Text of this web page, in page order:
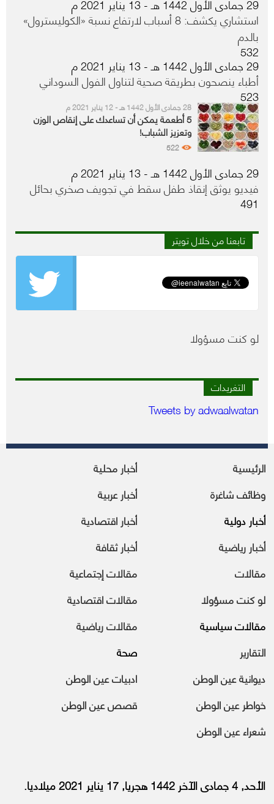
استشاري يكشف: 8 أسباب لارتفاع نسبة «الكوليسترول»
بالدم
532
29 جمادى الأول 1442 هـ - 13 يناير 2021 م
أطباء ينصحون بطريقة صحية لتناول الفول السوداني
523
28 جمادى الأول 1442 هـ - 12 يناير 2021 م
5 أطعمة يمكن أن تساعدك على إنقاص الوزن
وتعزيز الشباب!
522
29 جمادى الأول 1442 هـ - 13 يناير 2021 م
فيديو يوثق إنقاذ طفل سقط في تجويف صخري بحائل
491
تابعنا من خلال تويتر
لو كنت مسؤولا
التغريدات
Tweets by adwaalwatan
الرئيسية
أخبار محلية
وظائف شاغرة
أخبار عربية
أخبار دولية
أخبار اقتصادية
أخبار رياضية
أخبار ثقافة
مقالات
مقالات إجتماعية
لو كنت مسؤولا
مقالات اقتصادية
مقالات سياسية
مقالات رياضية
التقارير
صحة
ديوانية عين الوطن
ادبيات عين الوطن
خواطر عين الوطن
قصص عين الوطن
شعراء عين الوطن
الأحد, 4 جمادى الآخر 1442 هجريا, 17 يناير 2021 ميلاديا.